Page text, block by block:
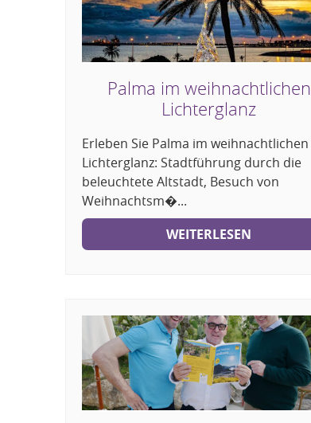
Palma im weihnachtlichen
Lichterglanz
Erleben Sie Palma im weihnachtlichen
Lichterglanz: Stadtführung durch die
beleuchtete Altstadt, Besuch von
Weihnachtsm�...
WEITERLESEN